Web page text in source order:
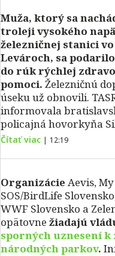
Muža, ktorý sa
troleji vysokého
železničnej stanici
Levároch, sa
do rúk rýchlej
pomoci. Železničnú
úseku už obnovili.
informovala
policajná hovorkyňa
Čítať viac | 12:19
Organizácie Aevis,
SOS/BirdLife
WWF Slovensko a
opätovne žiadajú
sporných uznesení k
národných parkov.